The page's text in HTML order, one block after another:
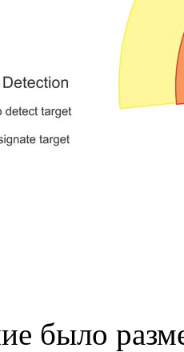
было